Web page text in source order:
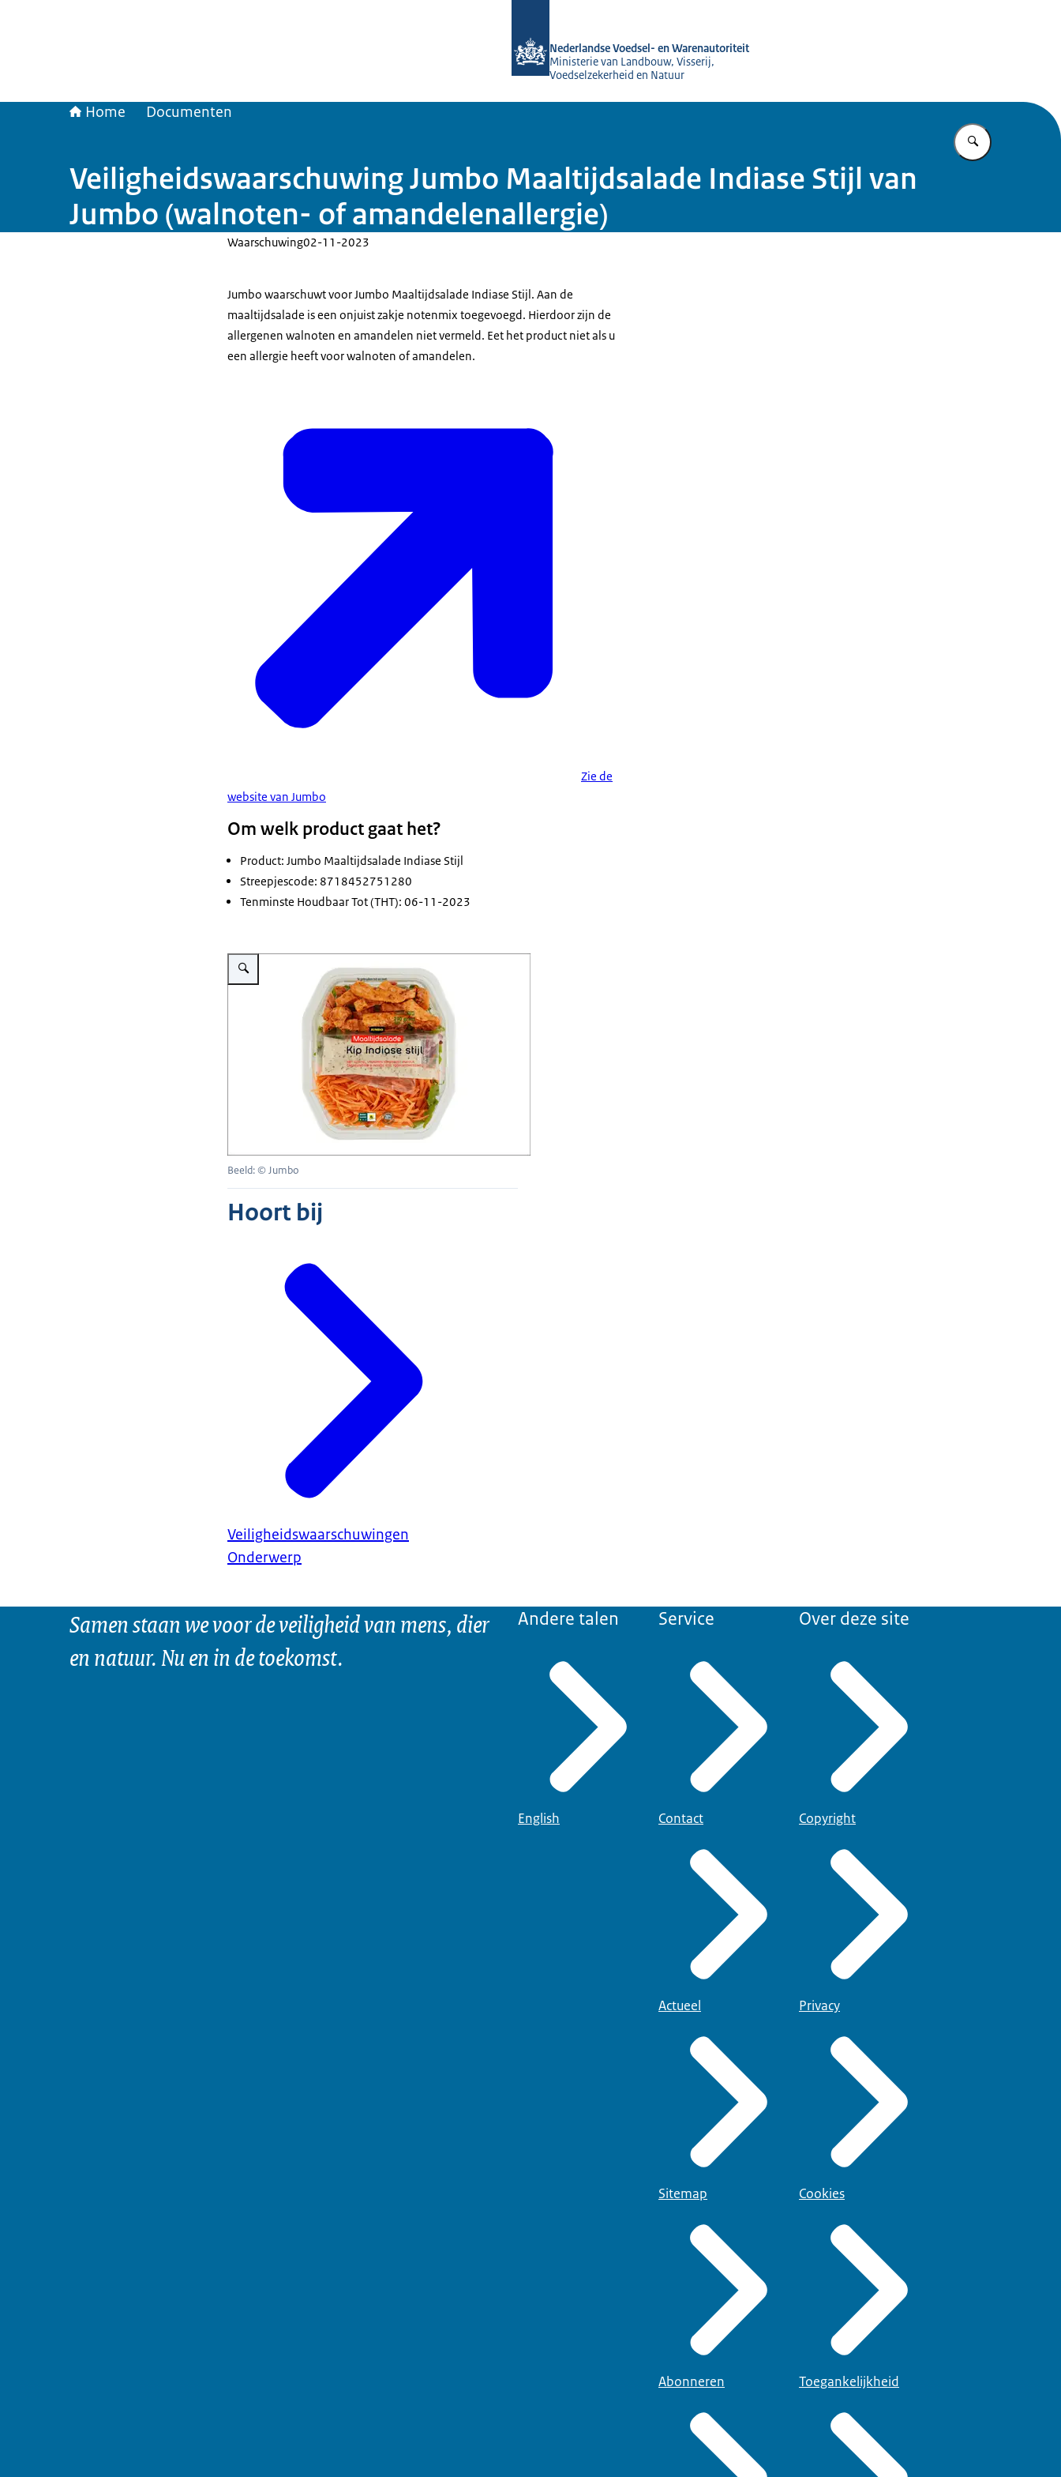
Nederlandse Voedsel- en Warenautoriteit
Ministerie van Landbouw, Visserij,
Voedselzekerheid en Natuur
Home Documenten
Vul in wat u
Veiligheidswaarschuwing Jumbo Maaltijdsalade Indiase Stijl van
Jumbo (walnoten- of amandelenallergie)
Waarschuwing02-11-2023
Jumbo waarschuwt voor Jumbo Maaltijdsalade Indiase Stijl. Aan de
maaltijdsalade is een onjuist zakje notenmix toegevoegd. Hierdoor zijn de
allergenen walnoten en amandelen niet vermeld. Eet het product niet als u
een allergie heeft voor walnoten of amandelen.
Zie de
website van Jumbo
Om welk product gaat het?
Product: Jumbo Maaltijdsalade Indiase Stijl
Streepjescode: 8718452751280
Tenminste Houdbaar Tot (THT): 06-11-2023
Vergroot afbeelding Veiligheidswaarschuwing Jumbo maaltijdsalade Indiase stijl
Beeld: © Jumbo
Hoort bij
Veiligheidswaarschuwingen
Onderwerp
Samen staan we voor de veiligheid van mens, dier
en natuur. Nu en in de toekomst.
Andere talen
English
Service
Contact
Actueel
Sitemap
Abonneren
Over deze site
Copyright
Privacy
Cookies
Toegankelijkheid